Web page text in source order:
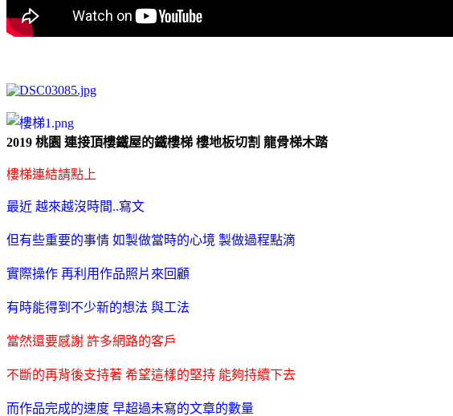
2019 桃園 連接頂樓鐵屋的鐵樓梯 樓地板切割 龍骨梯木踏
樓梯連結請點上
最近 越來越沒時間..寫文
但有些重要的事情 如製做當時的心境 製做過程點滴
實際操作 再利用作品照片來回顧
有時能得到不少新的想法 與工法
當然還要感謝 許多網路的客戶
不斷的再背後支持著 希望這樣的堅持 能夠持續下去
而作品完成的速度 早超過未寫的文章的數量